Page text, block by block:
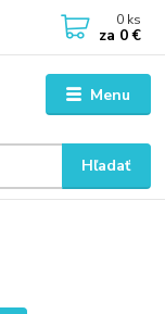
Menu
Hľadať
0 ks
za 0 €